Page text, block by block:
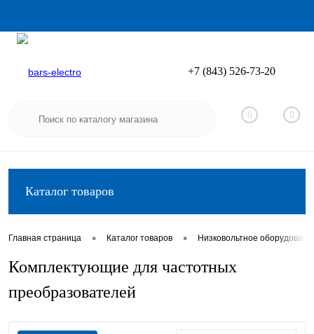
Вход
+7 (843) 526-73-20
0 0
Каталог товаров
Главная страница • Каталог товаров • Низковольтное
Комплектующие для частотных
преобразователей